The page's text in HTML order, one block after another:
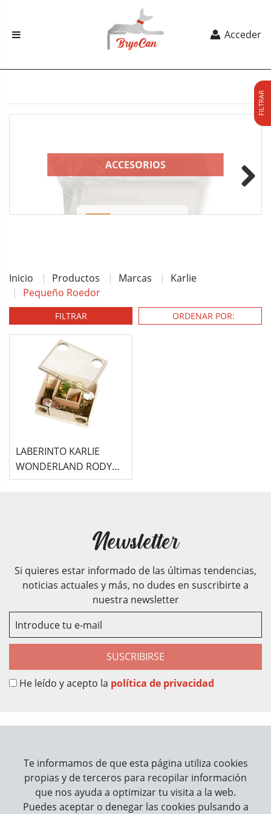
Acceder
ACCESORIOS
Inicio Productos Marcas
Karlie
Pequeño Roedor
FILTRAR
FILTRAR
LABERINTO KARLIE
WONDERLAND RODY
CLEVERINTH
Newsletter
Si quieres estar informado de las últimas tendencias,
noticias actuales y más, no dudes en suscribirte a
nuestra newsletter
SUSCRIBIRSE
He leído y acepto la política de privacidad
Información
Cómo trabajamos
Te informamos de que esta página utiliza cookies
propias y de terceros para recopilar información
que nos ayuda a optimizar tu visita a la web.
Puedes aceptar o denegar las cookies pulsando a